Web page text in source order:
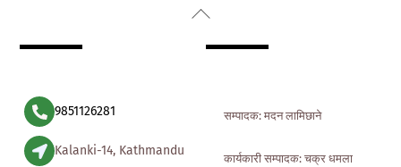
Back
9851126281
Kalanki-14, Kathmandu
सम्पादक: मदन लामिछाने
कार्यकारी सम्पादक: चक्र धमला